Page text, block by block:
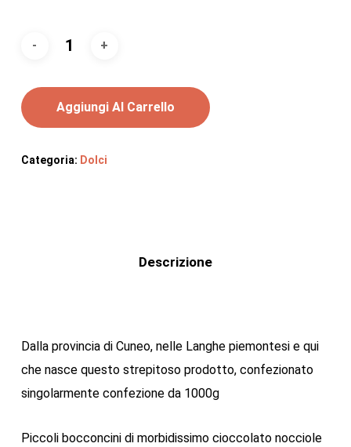
Aggiungi Al Carrello
Categoria: Dolci
Descrizione
Dalla provincia di Cuneo, nelle Langhe piemontesi e qui
che nasce questo strepitoso prodotto, confezionato
singolarmente confezione da 1000g
Piccoli bocconcini di morbidissimo cioccolato nocciole